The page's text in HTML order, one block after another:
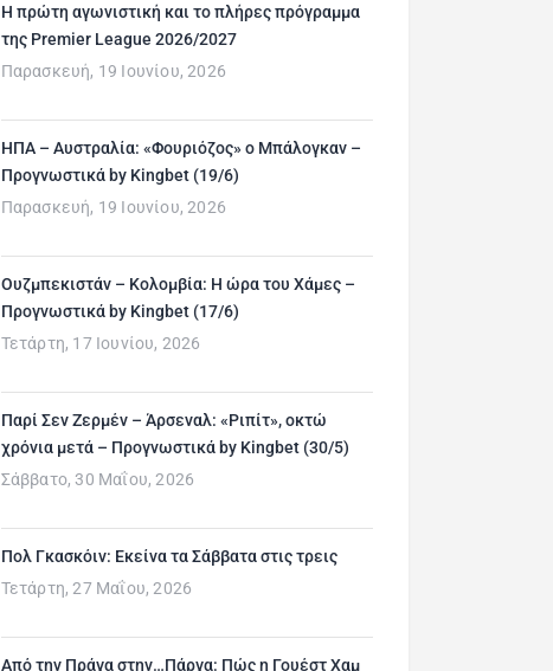
H πρώτη αγωνιστική και το πλήρες πρόγραμμα
της Premier League 2026/2027
Παρασκευή, 19 Ιουνίου, 2026
ΗΠΑ – Αυστραλία: «Φουριόζος» ο Μπάλογκαν –
Προγνωστικά by Kingbet (19/6)
Παρασκευή, 19 Ιουνίου, 2026
Ουζμπεκιστάν – Κολομβία: Η ώρα του Χάμες –
Προγνωστικά by Kingbet (17/6)
Τετάρτη, 17 Ιουνίου, 2026
Παρί Σεν Ζερμέν – Άρσεναλ: «Ριπίτ», οκτώ
χρόνια μετά – Προγνωστικά by Kingbet (30/5)
Σάββατο, 30 Μαΐου, 2026
Πολ Γκασκόιν: Εκείνα τα Σάββατα στις τρεις
Τετάρτη, 27 Μαΐου, 2026
Από την Πράγα στην…Πάργα: Πώς η Γουέστ Χαμ